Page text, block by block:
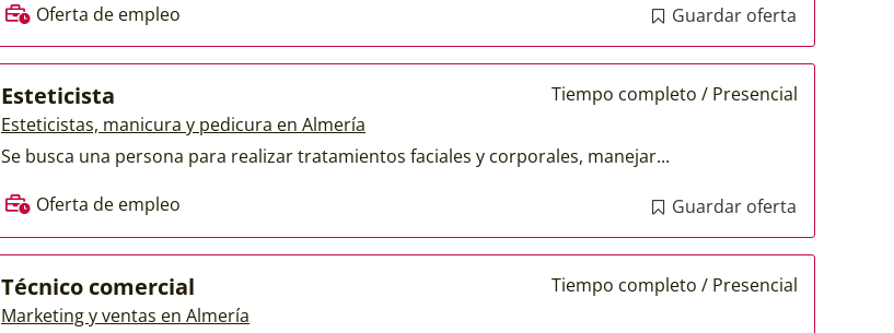
Oferta de empleo
Guardar oferta
Esteticista
Esteticistas, manicura y pedicura en Almería
Tiempo completo / Presencial
Se busca una persona para realizar tratamientos faciales y corporales, manejar...
Oferta de empleo
Guardar oferta
Técnico comercial
Marketing y ventas en Almería
Tiempo completo / Presencial